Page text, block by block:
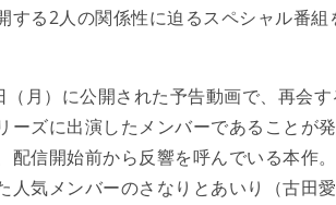
する2人の関係性に迫るスペシャル番組
月）に公開された予告動画で、再会
ーズに出演したメンバーであることが
配信開始前から反響を呼んでいる本作
人気メンバーのさなりとあいり（古田